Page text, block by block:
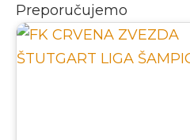
Preporučujemo